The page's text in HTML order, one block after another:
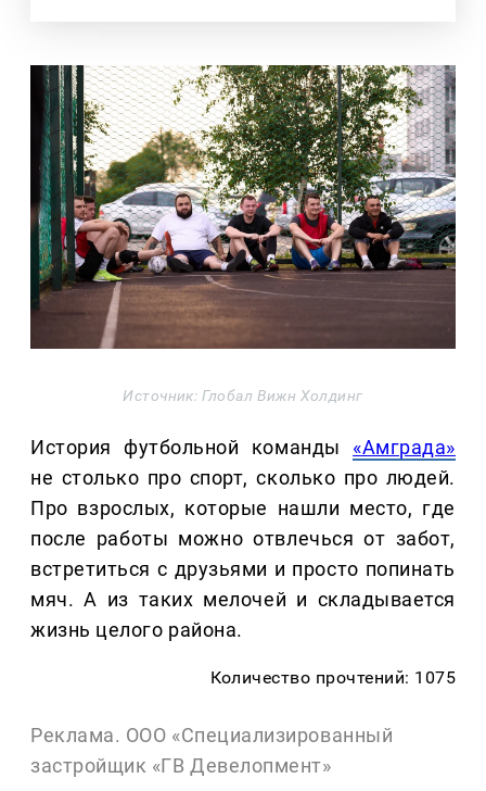
Источник: Глобал Вижн Холдинг
История футбольной команды «Амграда»
не столько про спорт, сколько про людей.
Про взрослых, которые нашли место, где
после работы можно отвлечься от забот,
встретиться с друзьями и просто попинать
мяч. А из таких мелочей и складывается
жизнь целого района.
Количество прочтений: 1075
Реклама. ООО «Специализированный
застройщик «ГВ Девелопмент»